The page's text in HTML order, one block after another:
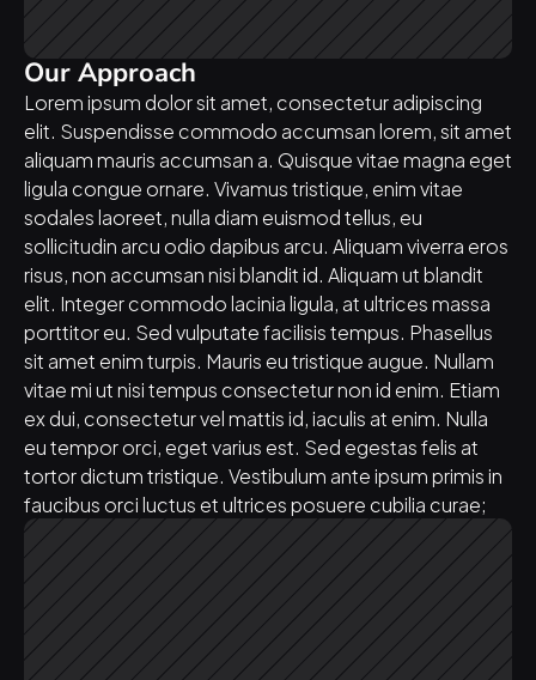
Our Approach
Lorem ipsum dolor sit amet, consectetur adipiscing
elit. Suspendisse commodo accumsan lorem, sit amet
aliquam mauris accumsan a. Quisque vitae magna eget
ligula congue ornare. Vivamus tristique, enim vitae
sodales laoreet, nulla diam euismod tellus, eu
sollicitudin arcu odio dapibus arcu. Aliquam viverra eros
risus, non accumsan nisi blandit id. Aliquam ut blandit
elit. Integer commodo lacinia ligula, at ultrices massa
porttitor eu. Sed vulputate facilisis tempus. Phasellus
sit amet enim turpis. Mauris eu tristique augue. Nullam
vitae mi ut nisi tempus consectetur non id enim. Etiam
ex dui, consectetur vel mattis id, iaculis at enim. Nulla
eu tempor orci, eget varius est. Sed egestas felis at
tortor dictum tristique. Vestibulum ante ipsum primis in
faucibus orci luctus et ultrices posuere cubilia curae;